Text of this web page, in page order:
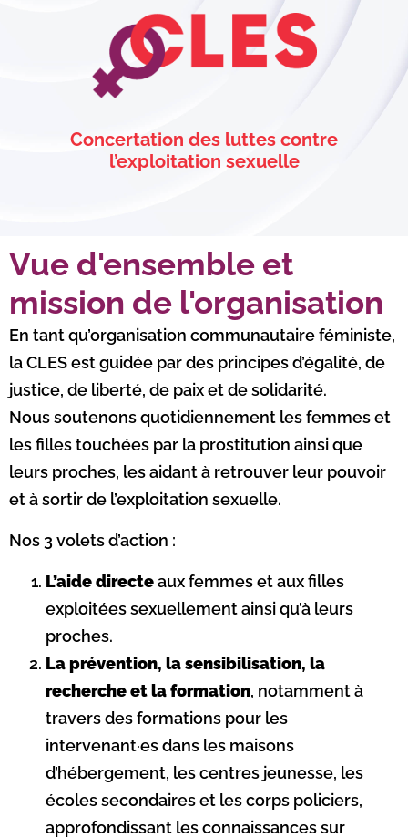
Concertation des luttes contre
l’exploitation sexuelle
Vue d'ensemble et
mission de l'organisation
En tant qu’organisation communautaire féministe,
la CLES est guidée par des principes d’égalité, de
justice, de liberté, de paix et de solidarité.
Nous soutenons quotidiennement les femmes et
les filles touchées par la prostitution ainsi que
leurs proches, les aidant à retrouver leur pouvoir
et à sortir de l’exploitation sexuelle.
Nos 3 volets d’action :
L’aide directeaux femmes et aux filles
exploitées sexuellement ainsi qu’à leurs
proches.
La prévention, la sensibilisation, la
recherche et la formation, notamment à
travers des formations pour les
intervenant·es dans les maisons
d’hébergement, les centres jeunesse, les
écoles secondaires et les corps policiers,
approfondissant les connaissances sur